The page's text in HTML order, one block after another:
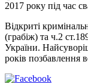
2017 року під час
Відкриті
(грабіж) та ч.2
України.
років позбавлення